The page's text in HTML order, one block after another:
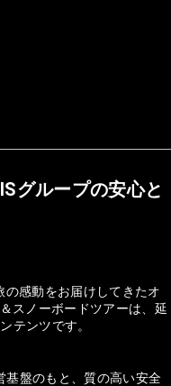
グループの安心と
感動をお届けしてきたオ
スノーボードツアーは、延
テンツです。
基盤のもと、質の高い安全